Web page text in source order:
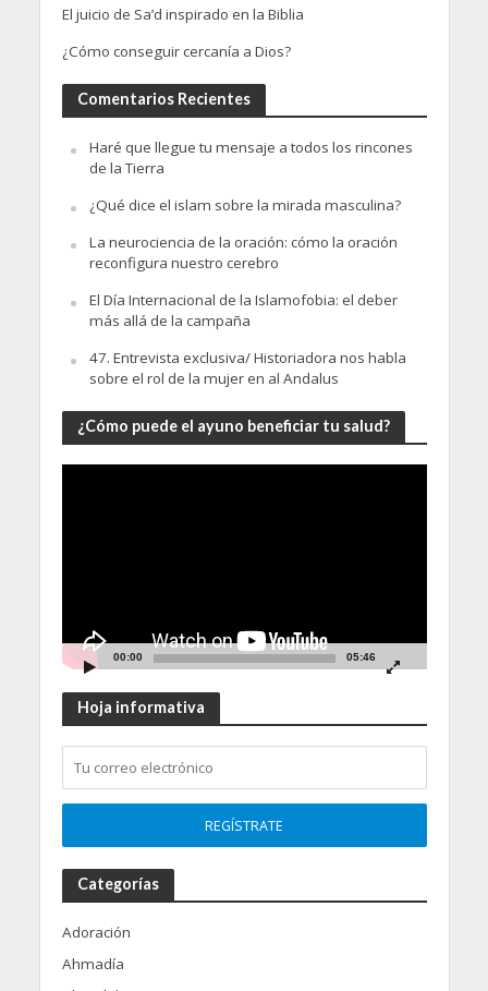
El juicio de Sa’d inspirado en la Biblia
¿Cómo conseguir cercanía a Dios?
Comentarios Recientes
Haré que llegue tu mensaje a todos los rincones
de la Tierra
¿Qué dice el islam sobre la mirada masculina?
La neurociencia de la oración: cómo la oración
reconfigura nuestro cerebro
El Día Internacional de la Islamofobia: el deber
más allá de la campaña
47. Entrevista exclusiva/ Historiadora nos habla
sobre el rol de la mujer en al Andalus
¿Cómo puede el ayuno beneficiar tu salud?
00:00 05:46
Hoja informativa
Categorías
Adoración
Ahmadía